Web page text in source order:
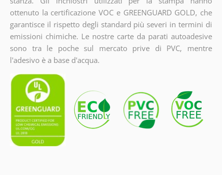
ottenuto la certificazione VOC e GREENGUARD GOLD, che
garantisce il rispetto degli standard più severi in termini di
emissioni chimiche. Le nostre carte da parati autoadesive
sono tra le poche sul mercato prive di PVC, mentre
l'adesivo è a base d'acqua.